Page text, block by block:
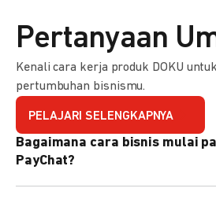
Pertanyaan
Kenali cara kerja produk DOKU
pertumbuhan bisnismu.
PELAJARI SELENGKAPNYA
Bagaimana cara bisnis mulai
PayChat?